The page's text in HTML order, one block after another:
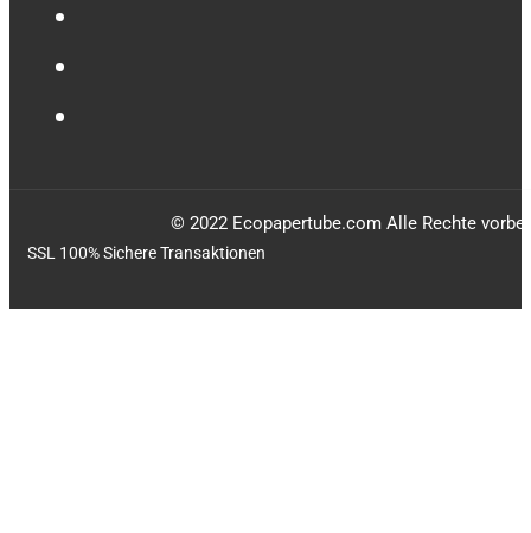
© 2022 Ecopapertube.com Alle Rechte
SSL 100% Sichere Transaktionen